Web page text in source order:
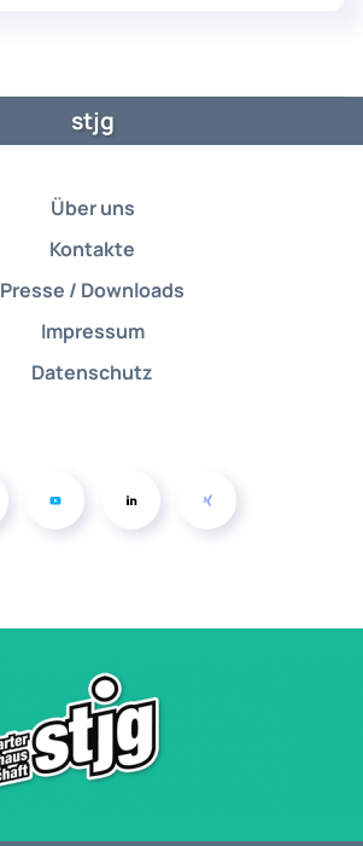
stjg
Über uns
Kontakte
Presse / Downloads
Impressum
Datenschutz